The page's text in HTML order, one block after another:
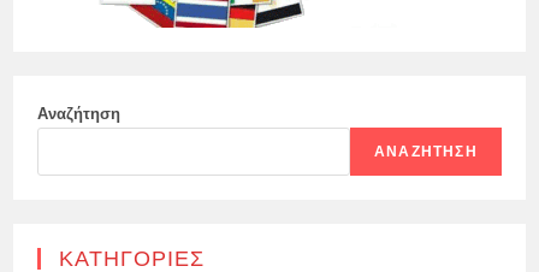
Αναζήτηση
ΑΝΑΖΉΤΗΣΗ
KΑΤΗΓΟΡΊΕΣ